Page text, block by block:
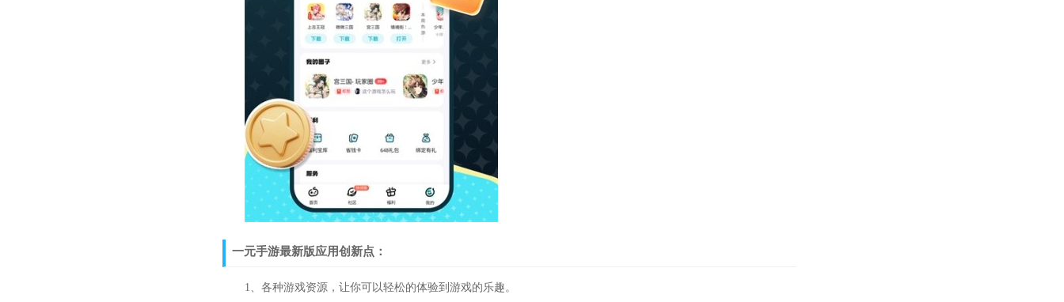
一元手游最新版应用创新点：
1、各种游戏资源，让你可以轻松的体验到游戏的乐趣。